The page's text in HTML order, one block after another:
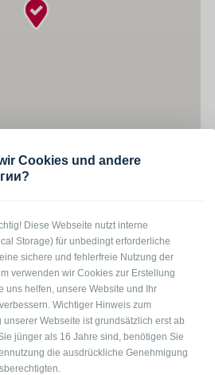
m
über einen TV. Es gibt zusätzlich eine
großen Sitzecke. Optional kann auch
werden (ca. 9 € pro Person). Inklusive
Bettwäsche.
Cookies und andere
Diese Webseite nutzt interne
Storage) für unbedingt erforderliche
sichere und fehlerfreie Nutzung der
verwenden wir Cookies zur Erstellung
uns helfen, unsere Website und Ihr
Wichtiger Hinweis zum
Webseite ist grundsätzlich erst ab
jünger als 16 Jahre sind, benötigen Sie
die ausdrückliche Genehmigung